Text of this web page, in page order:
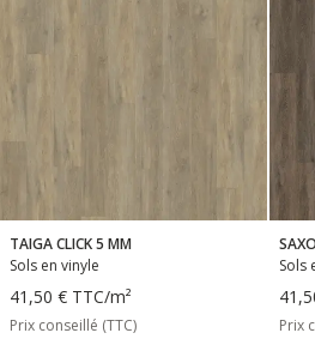
TAIGA CLICK 5 MM
Sols en vinyle
41,50 € TTC/m²
Prix conseillé (TTC)
Sols
Prix